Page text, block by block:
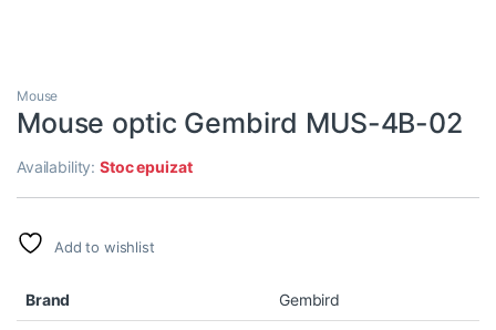
Mouse
Mouse optic Gembird MUS-4B-02
Availability:Stoc epuizat
Add to wishlist
Brand Gembird